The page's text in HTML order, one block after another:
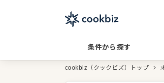
条件から探す
cookbiz（クックビズ）トップ